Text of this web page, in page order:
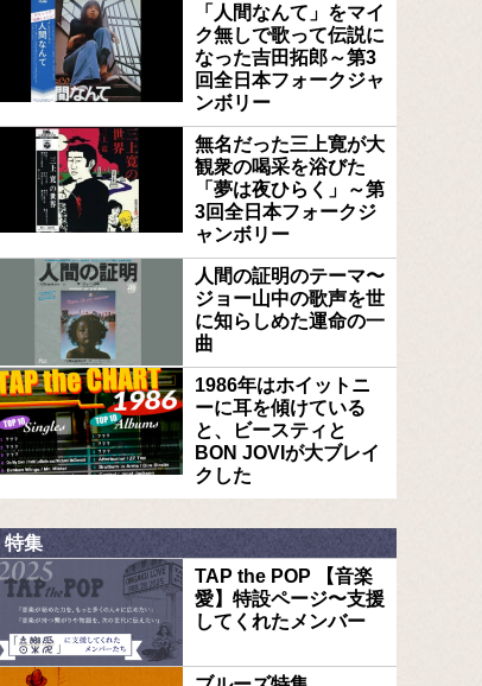
「人間なんて」をマイ
ク無しで歌って伝説に
なった吉田拓郎～第3
回全日本フォークジャ
ンボリー
無名だった三上寛が大
観衆の喝采を浴びた
「夢は夜ひらく」～第
3回全日本フォークジ
ャンボリー
人間の証明のテーマ〜
ジョー山中の歌声を世
に知らしめた運命の一
曲
1986年はホイットニ
ーに耳を傾けている
と、ビースティと
BON JOVIが大ブレイ
クした
特集
TAP the POP 【音楽
愛】特設ページ〜支援
してくれたメンバー